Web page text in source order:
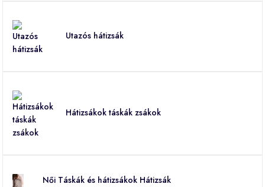
Utazós hátizsák
Hátizsákok táskák zsákok
Női Táskák és hátizsákok Hátizsák